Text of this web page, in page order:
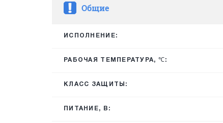
Общие
ИСПОЛНЕНИЕ:
РАБОЧАЯ ТЕМПЕРАТУРА, ℃:
КЛАСС ЗАЩИТЫ:
ПИТАНИЕ, В: